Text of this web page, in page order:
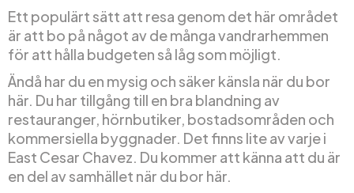
Ett populärt sätt att resa genom det här området
är att bo på något av de många vandrarhemmen
för att hålla budgeten så låg som möjligt.
Ändå har du en mysig och säker känsla när du bor
här. Du har tillgång till en bra blandning av
restauranger, hörnbutiker, bostadsområden och
kommersiella byggnader. Det finns lite av varje i
East Cesar Chavez. Du kommer att känna att du är
en del av samhället när du bor här.